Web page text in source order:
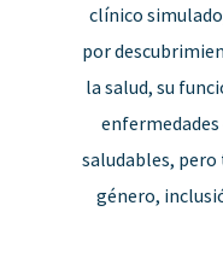
clínico
por
la salud, su
saludables,
género,